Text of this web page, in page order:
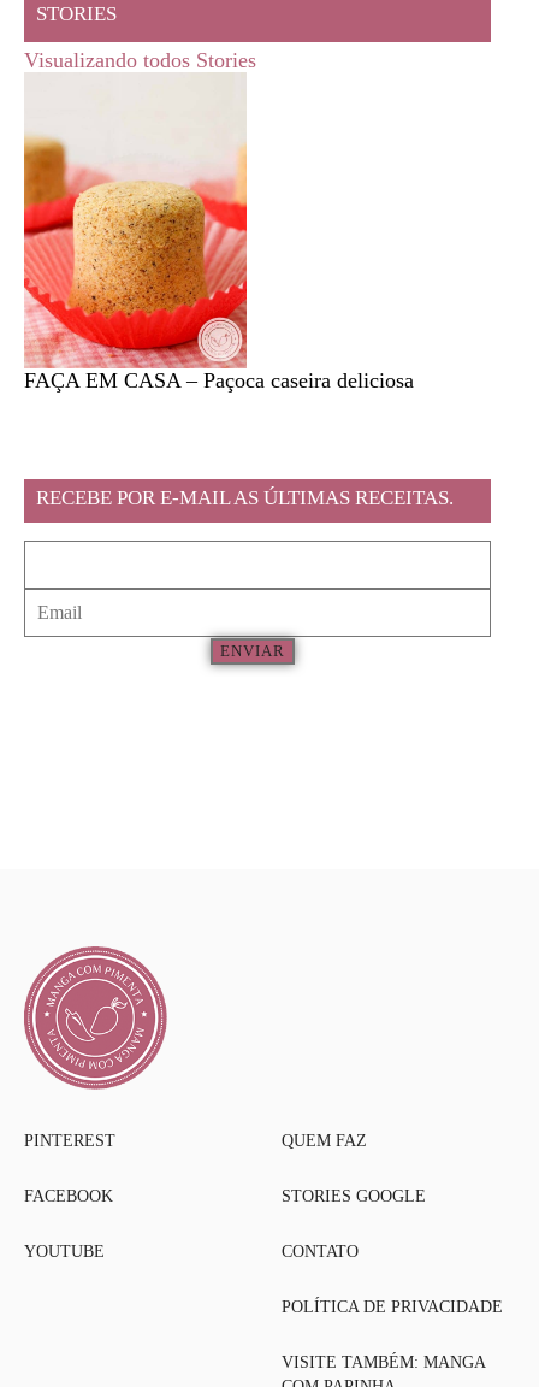
STORIES
Visualizando todos Stories
FAÇA EM CASA – Paçoca caseira deliciosa
RECEBE POR E-MAIL AS ÚLTIMAS RECEITAS.
ENVIAR
PINTEREST
FACEBOOK
YOUTUBE
QUEM FAZ
STORIES GOOGLE
CONTATO
POLÍTICA DE PRIVACIDADE
VISITE TAMBÉM: MANGA